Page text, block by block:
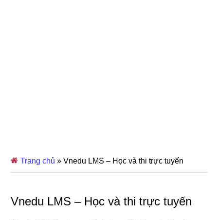
Trang chủ »Vnedu LMS – Học và thi trực tuyến
Vnedu LMS – Học và thi trực tuyến